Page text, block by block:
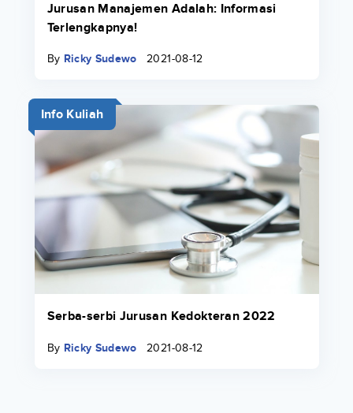
Jurusan Manajemen Adalah: Informasi
Terlengkapnya!
By Ricky Sudewo 2021-08-12
Info Kuliah
Serba-serbi Jurusan Kedokteran 2022
By Ricky Sudewo 2021-08-12